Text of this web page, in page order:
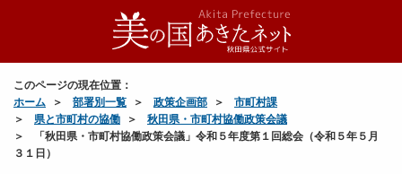
このページの現在位置：
ホーム
部署別一覧 政策企画部
市町村課
県と市町村の協働
秋田県・市町村協働政策会議
「秋田県・市町村協働政策会議」令和５年度第１回総会（令和５年５月
３１日）